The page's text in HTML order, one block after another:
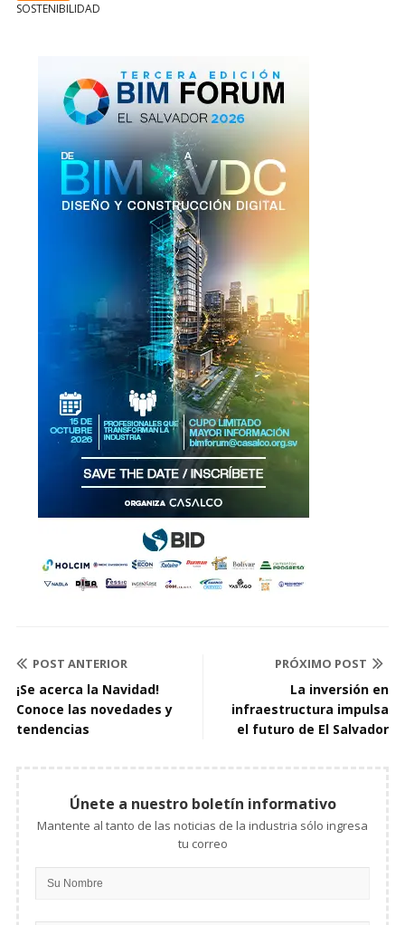
SOSTENIBILIDAD
POST ANTERIOR
¡Se acerca la Navidad!
Conoce las novedades y
tendencias
PRÓXIMO POST
La inversión en
infraestructura impulsa
el futuro de El Salvador
Únete a nuestro boletín informativo
Mantente al tanto de las noticias de la industria sólo ingresa
tu correo